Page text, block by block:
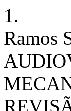
1.
Ramos